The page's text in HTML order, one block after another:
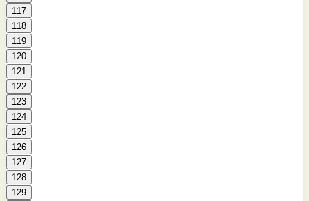
117
118
119
120
121
122
123
124
125
126
127
128
129